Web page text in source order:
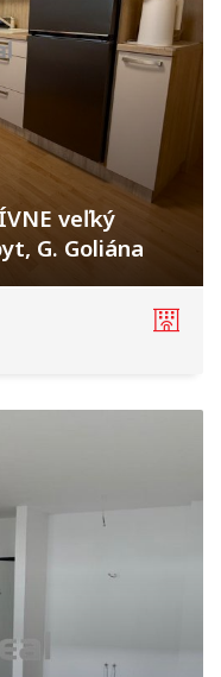
veľký
G. Goliána